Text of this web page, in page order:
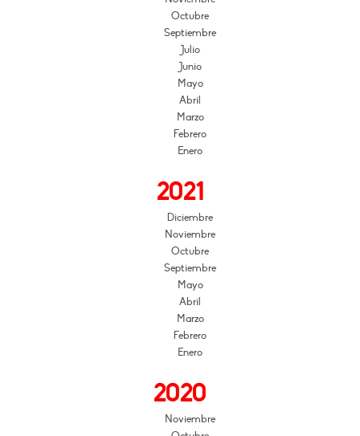
Octubre
Septiembre
Julio
Junio
Mayo
Abril
Marzo
Febrero
Enero
2021
Diciembre
Noviembre
Octubre
Septiembre
Mayo
Abril
Marzo
Febrero
Enero
2020
Noviembre